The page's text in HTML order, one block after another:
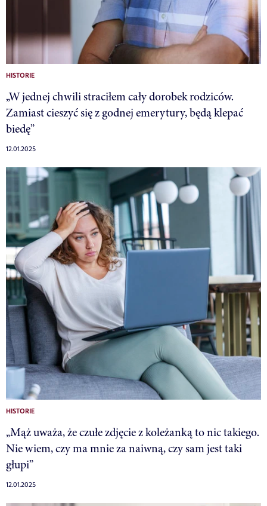
HISTORIE
„W jednej chwili straciłem cały dorobek rodziców.
Zamiast cieszyć się z godnej emerytury, będą klepać
biedę”
12.01.2025
HISTORIE
„Mąż uważa, że czułe zdjęcie z koleżanką to nic takiego.
Nie wiem, czy ma mnie za naiwną, czy sam jest taki
głupi”
12.01.2025